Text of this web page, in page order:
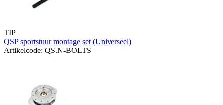
TIP
QSP sportstuur montage set (Universeel)
Artikelcode: QS.N-BOLTS